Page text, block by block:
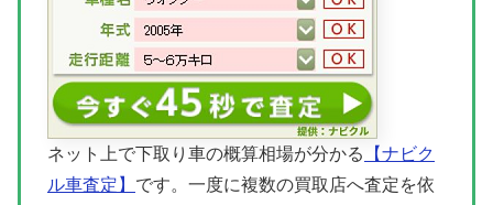
ネット上で下取り車の概算相場が分かる
【ナビク
ル車査定】 です。一度に複数の買取店へ査定を依